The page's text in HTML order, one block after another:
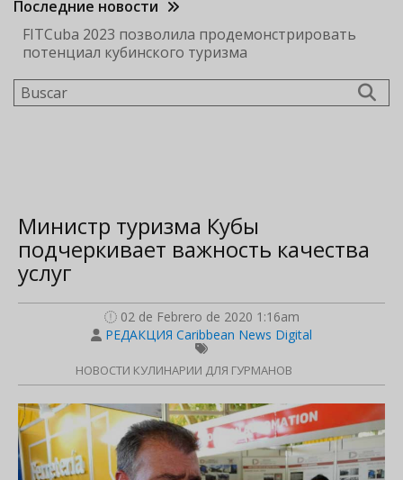
Последние новости
FITCuba 2023 позволила продемонстрировать
потенциал кубинского туризма
Buscar
Министр туризма Кубы
подчеркивает важность качества
услуг
02 de Febrero de 2020 1:16am
РЕДАКЦИЯ Caribbean News Digital
НОВОСТИ КУЛИНАРИИ ДЛЯ ГУРМАНОВ